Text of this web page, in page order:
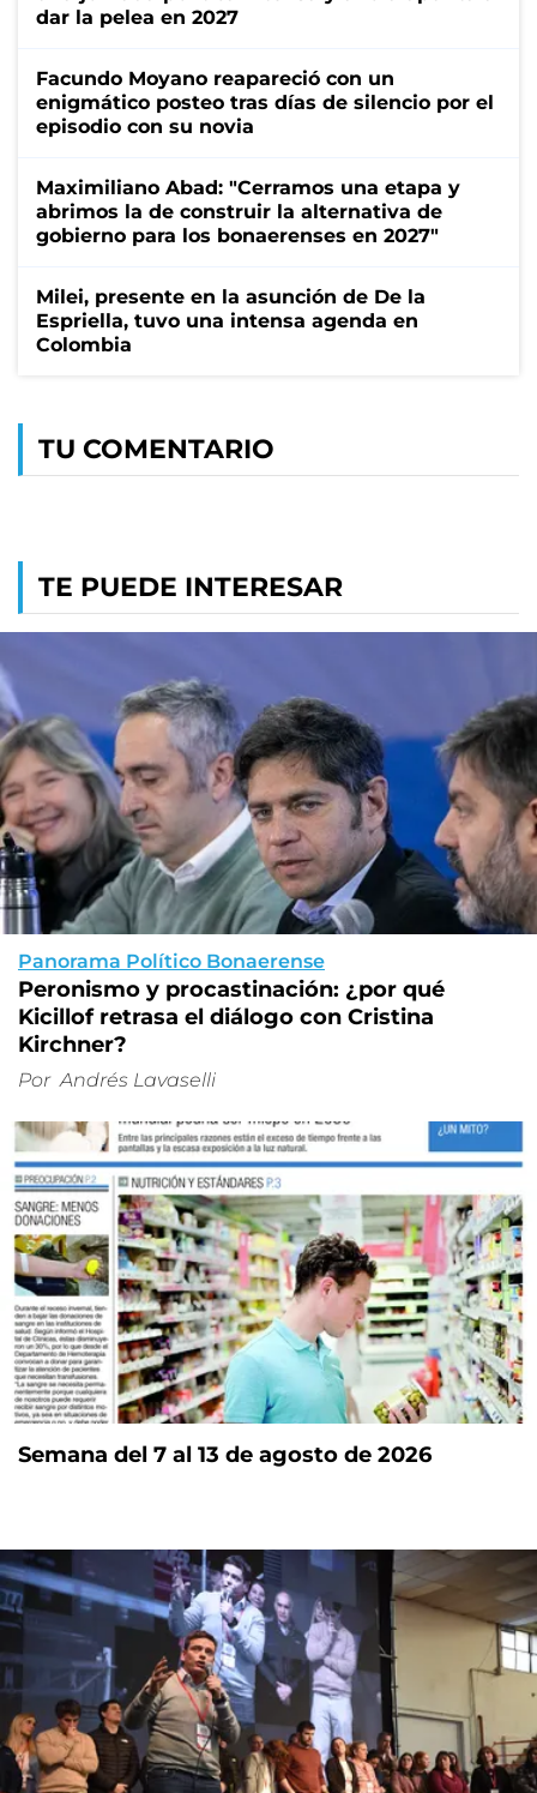
dar la pelea en 2027
Facundo Moyano reapareció con un
enigmático posteo tras días de silencio por el
episodio con su novia
Maximiliano Abad: "Cerramos una etapa y
abrimos la de construir la alternativa de
gobierno para los bonaerenses en 2027"
Milei, presente en la asunción de De la
Espriella, tuvo una intensa agenda en
Colombia
TU COMENTARIO
TE PUEDE INTERESAR
Panorama Político Bonaerense
Peronismo y procastinación: ¿por qué
Kicillof retrasa el diálogo con Cristina
Kirchner?
Por Andrés Lavaselli
Semana del 7 al 13 de agosto de 2026